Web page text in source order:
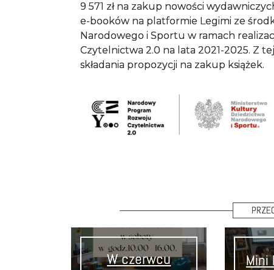
9 571 zł na zakup nowości
e-booków na platformie Legimi ze
Narodowego i Sportu w ramach
Czytelnictwa 2.0 na lata 2021-2025. Z
składania propozycji na zakup książek.
W czerwcu
Mini